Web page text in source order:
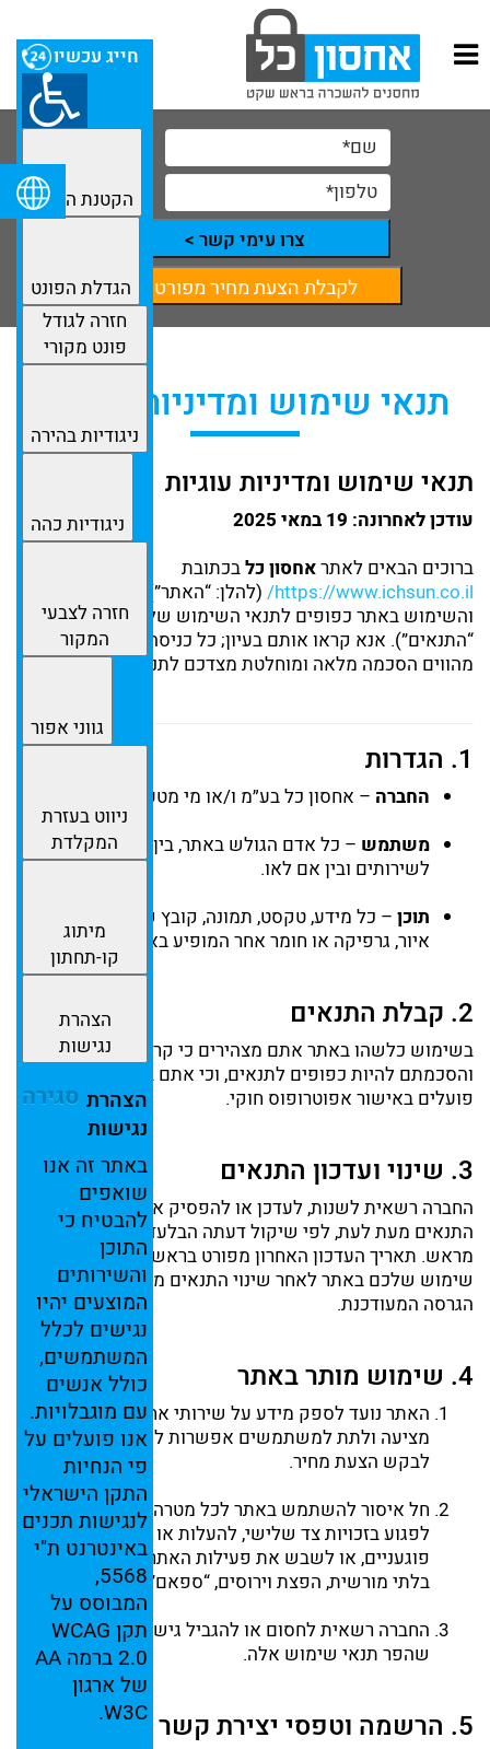
חייג עכשיו
הקטנת הפונט
הגדלת הפונט
חזרה לגודל
פונט מקורי
ניגודיות בהירה
ניגודיות כהה
חזרה לצבעי
המקור
גווני אפור
ניווט בעזרת
המקלדת
מיתוג
קו-תחתון
הצהרת
נגישות
סגירה הצהרת
נגישות
באתר זה אנו
שואפים
להבטיח כי
התוכן
והשירותים
המוצעים יהיו
נגישים לכלל
המשתמשים,
כולל אנשים
עם מוגבלויות.
אנו פועלים על
פי הנחיות
התקן הישראלי
לנגישות תכנים
באינטרנט ת"י
5568,
המבוסס על
תקן WCAG
2.0 ברמה AA
של ארגון
W3C.
צרו עימי קשר >
לקבלת הצעת מחיר מפורטת
תנאי שימוש ומדיניות עוגיות
תנאי שימוש ומדיניות עוגיות
עודכןלאחרונה: ‎ 19 במאי 2025
ברוכים הבאים לאתראחסון כלבכתובת
https://www.ichsun.co.il/
(להלן: “האתר”).
והשימוש באתר כפופים לתנאי השימוש שלהלן (להלן:
“התנאים”). אנא קראו אותם בעיון; כל כניסה שימושבאתר
מהווים הסכמה מלאה ומוחלטת מצדכם לתנאיםאלה.
1. הגדרות
החברה – אחסון כלבע״מ ו/או מי מטעמה.
משתמש – כל אדם הגולש באתר,בין
נרשם
לשירותים ובין אם לאו.
תוכן – כל מידע,טקסט, תמונה, קובץ קול,
איור, גרפיקה או חומר אחר המופיעבאתר.
2. קבלת התנאים
בשימוש כלשהובאתר אתם מצהירים כי קראתם,הבנתם
והסכמתם להיות כפופים לתנאים, וכי אתם בני
פועלים באישור אפוטרופוס חוקי.
3. שינוי ועדכון התנאים
החברה רשאיתלשנות,לעדכן אולהפסיק אתהשירותים
התנאים מעתלעת,לפי שיקולדעתה הבלעדיוללא הודעה
מראש. תאריך העדכון האחרון מפורט בראש המסמך.
שימוש שלכם באתרלאחר שינוי התנאים מהווהקבלהשל
הגרסה המעודכנת.
4. שימוש מותרבאתר
האתר נועדלספק מידע על שירותי אחסנהשהחברה
מציעה ולתתלמשתמשים אפשרותליצור קשראו
לבקש הצעת מחיר.
חל איסורלהשתמש באתרלכל מטרה בלתיחוקית,
לפגועבזכויותצד שלישי,להעלות או לשלוחתכנים
פוגעניים, אולשבש את פעילות האתר (לרבות חדירה
בלתי מורשית, הפצת וירוסים, “ספאם”וכיו״ב).
החברה רשאיתלחסום אולהגביל גישהשלמשתמש
שהפר תנאי שימוש אלה.
5. הרשמה וטפסי יצירת קשר